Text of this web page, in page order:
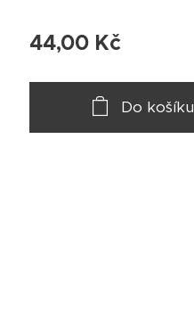
44,00Kč
Do košíku